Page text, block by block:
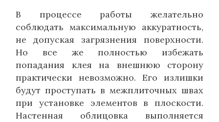
В процессе работы желательно
соблюдать максимальную аккуратность,
не допуская загрязнения поверхности.
Но все же полностью избежать
попадания клея на внешнюю сторону
практически невозможно. Его излишки
будут проступать в межплиточных швах
при установке элементов в плоскости.
Настенная облицовка выполняется